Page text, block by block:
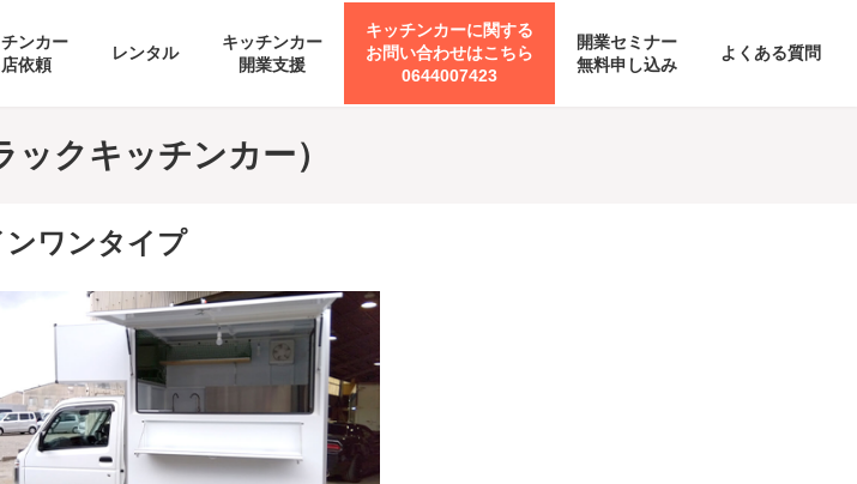
ンカー
依頼
レンタル
キッチンカー
開業支援
キッチンカーに関する
お問い合わせはこちら
0644007423
開業セミナー
無料申し込み
よくある質問
クキッチンカー）
ンワンタイプ